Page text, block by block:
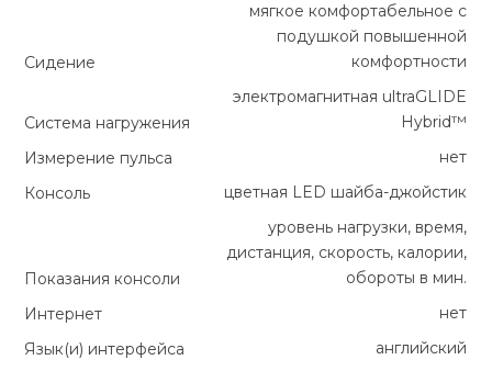
Сидение
мягкое комфортабельное с
подушкой повышенной
комфортности
Система нагружения
электромагнитная ultraGLIDE
Hybrid™
Измерение пульса
нет
Консоль
цветная LED шайба-джойстик
Показания консоли
уровень нагрузки, время,
дистанция, скорость, калории,
обороты в мин.
Интернет
нет
Язык(и) интерфейса
английский